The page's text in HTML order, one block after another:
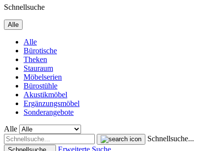
Schnellsuche
Alle
Alle
Bürotische
Theken
Stauraum
Möbelserien
Bürostühle
Akustikmöbel
Ergänzungsmöbel
Sonderangebote
Alle
Schnellsuche...
Erweiterte Suche